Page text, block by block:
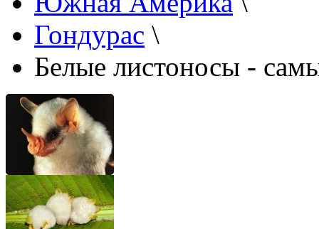
Гондурас \
Белые листоносы -